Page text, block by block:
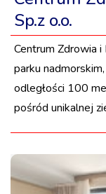
Sp.z o.o.
Centrum Zdrowia
parku
odległości 100
pośród unikalnej